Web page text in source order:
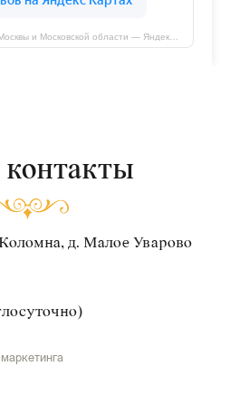
Олимп парк-отель на карте Москвы и Московской области — Яндекс Карты
д. Малое Уварово